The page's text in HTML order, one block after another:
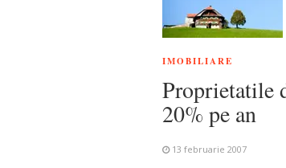
IMOBILIARE
Proprietatile
20% pe an
13 februarie 2007